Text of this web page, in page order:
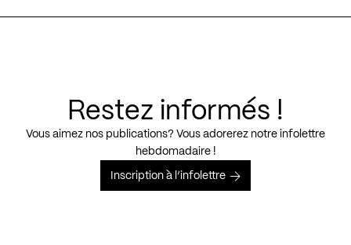
Restez informés !
Vous aimez nos publications? Vous adorerez notre infolettre
hebdomadaire !
Inscription à l’infolettre